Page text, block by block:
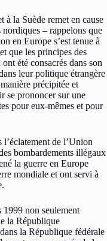
à la Suède remet en cause
– rappelons que
en Europe s’est tenue à
que les principes des
été consacrés dans son
leur politique étrangère
précipitée et
se prononcer sur une
pour eux-mêmes et pour
de l’Union
bombardements illégaux
la guerre en Europe
mondiale et ont servi à
non seulement
la République
la République fédérale